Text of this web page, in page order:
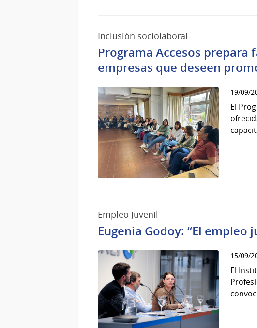
Inclusión sociolaboral
Programa Accesos prepara
empresas que deseen
19/09/
El
Empleo Juvenil
Eugenia Godoy: “El empleo
15/09/
El